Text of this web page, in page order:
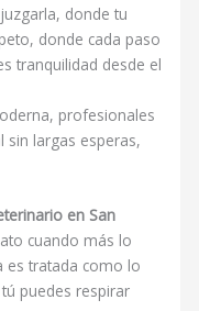
donde tu
donde cada paso
tranquilidad desde el
profesionales
sin largas esperas,
en San
cuando más lo
es tratada como lo
puedes respirar